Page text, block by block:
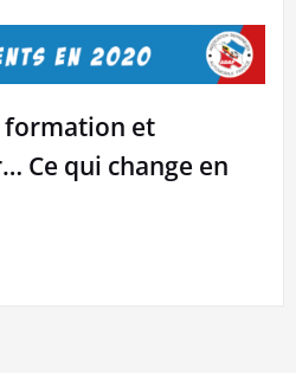
formation et
Ce qui change en